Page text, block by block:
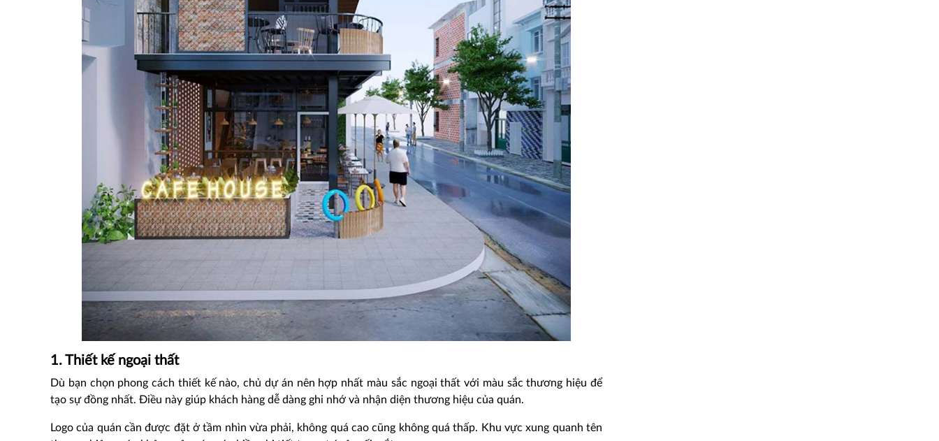
1. Thiết kế ngoại thất
Dù bạn chọn phong cách thiết kế nào, chủ dự án nên hợp nhất màu sắc ngoại thất với màu sắc thương hiệu để
tạo sự đồng nhất. Điều này giúp khách hàng dễ dàng ghi nhớ và nhận diện thương hiệu của quán.
Logo của quán cần được đặt ở tầm nhìn vừa phải, không quá cao cũng không quá thấp. Khu vực xung quanh tên